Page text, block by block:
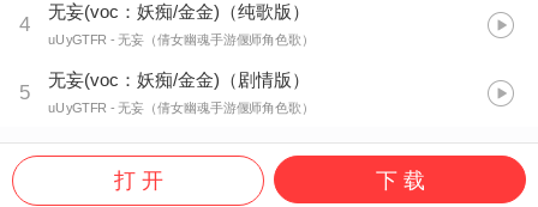
4
无妄(voc：妖痴/金金)（纯歌版）
uUyGTFR - 无妄（倩女幽魂手游偃师角色歌）
5
无妄(voc：妖痴/金金)（剧情版）
uUyGTFR - 无妄（倩女幽魂手游偃师角色歌）
打 开 下 载